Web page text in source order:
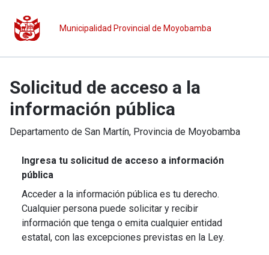
Municipalidad Provincial de Moyobamba
Solicitud de acceso a la
información pública
Departamento de San Martín, Provincia de Moyobamba
Ingresa tu solicitud de acceso a información
pública
Acceder a la información pública es tu derecho.
Cualquier persona puede solicitar y recibir
información que tenga o emita cualquier entidad
estatal, con las excepciones previstas en la Ley.